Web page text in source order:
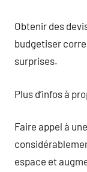
Obtenir des
budgetiser
surprises.
Plus d’infos à
Faire appel à
espace et